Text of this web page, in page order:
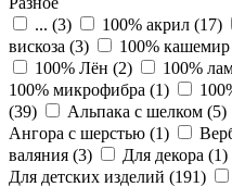
... (3) 100% акрил (17)
вискоза (3) 100%
100% Лён (2) 100%
100% микрофибра (1)
(39) Альпака с шелком (5)
Ангора с шерстью (1)
валяния (3) Для декора (1)
Для детских изделий (191)